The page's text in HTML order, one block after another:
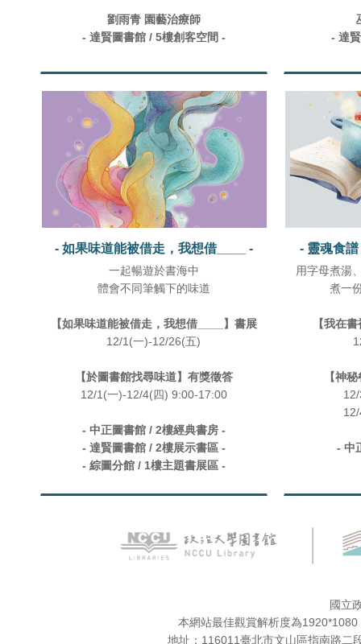
劉雨青 園藝治療師
- 達賢圖書館 / 5樓創客空間 -
- 達
- 如果味道能被借走，我想借____ -
一起暢遊於書海中
體會不同筆觸下的味道
【如果味道能被借走，我想借____】書展
12/1(一)-12/26(五)
【於圖書館找尋味道】有獎徵答
12/1(一)-12/4(四) 9:00-17:00
- 中正圖書館 / 2樓經典書房 -
- 達賢圖書館 / 2樓展示書區 -
- 綜圖分館 / 1樓主題書展區 -
- 靈魂食
用字母煮湯
煮一
【我在
【神
- 中
國立
本網站最佳觀賞解析度為
地址：116011臺北市文山區指南路二